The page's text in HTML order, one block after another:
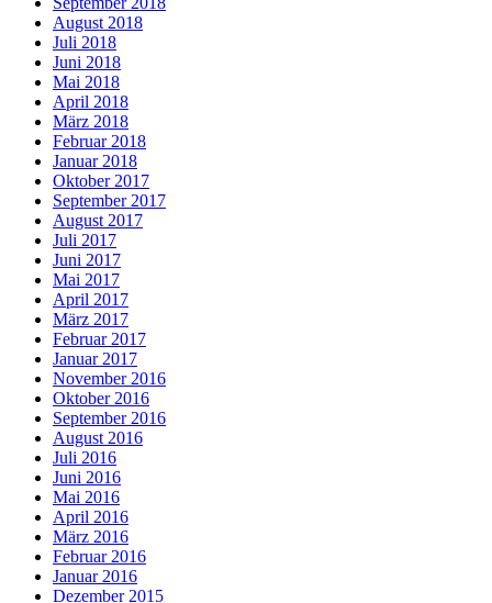
August 2018
Juli 2018
Juni 2018
Mai 2018
April 2018
März 2018
Februar 2018
Januar 2018
Oktober 2017
September 2017
August 2017
Juli 2017
Juni 2017
Mai 2017
April 2017
März 2017
Februar 2017
Januar 2017
November 2016
Oktober 2016
September 2016
August 2016
Juli 2016
Juni 2016
Mai 2016
April 2016
März 2016
Februar 2016
Januar 2016
Dezember 2015